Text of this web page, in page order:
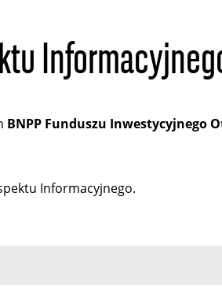
BNPP Funduszu Inwestycyjnego
Informacyjnego.